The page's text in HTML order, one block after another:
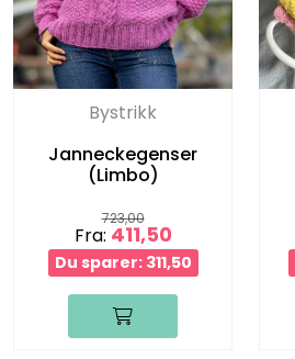
Bystrikk
Janneckegenser
(Limbo)
723,00
Fra: 411,50
Du sparer: 311,50